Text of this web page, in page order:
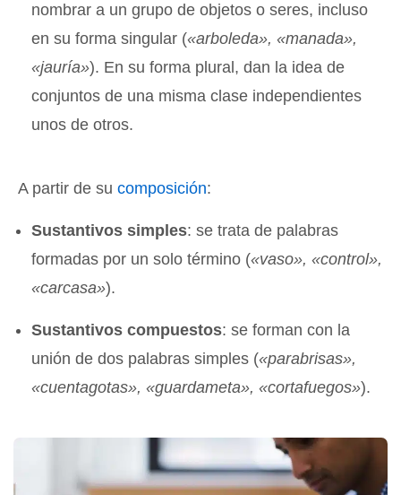
nombrar a un grupo de objetos o seres, incluso
en su forma singular («arboleda», «manada»,
«jauría»). En su forma plural, dan la idea de
conjuntos de una misma clase independientes
unos de otros.
A partir de su composición:
Sustantivos simples: se trata de palabras
formadas por un solo término («vaso», «control»,
«carcasa»).
Sustantivos compuestos: se forman con la
unión de dos palabras simples («parabrisas»,
«cuentagotas», «guardameta», «cortafuegos»).